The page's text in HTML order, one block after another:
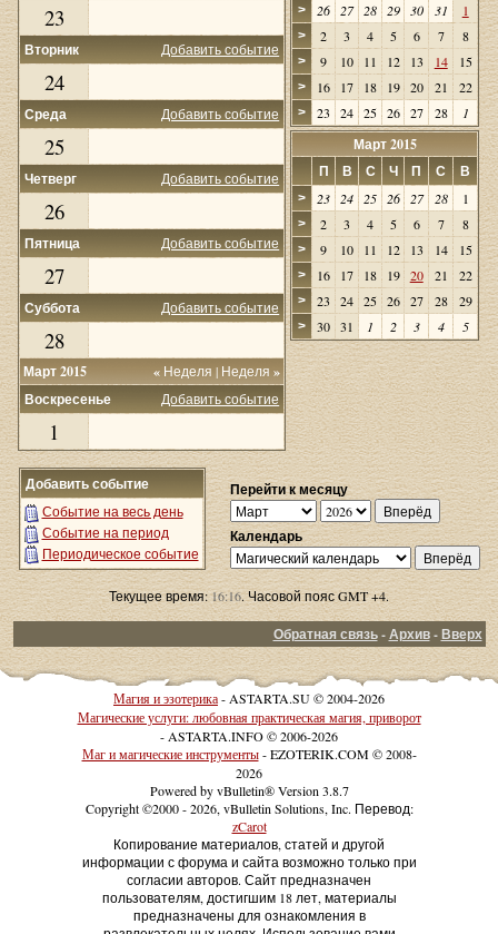
23
Добавить событие
Вторник
24
Добавить событие
Среда
25
Добавить событие
Четверг
26
Добавить событие
Пятница
27
Добавить событие
Суббота
28
« Неделя | Неделя»
Март 2015
Добавить событие
Воскресенье
1
> 26 27 28 29 30 31 1
> 2 3 4 5 6 7 8
> 9 10 11 12 13 14 15
> 16 17 18 19 20 21 22
> 23 24 25 26 27 28 1
Март 2015
П
В С Ч П С В
> 23 24 25 26 27 28 1
> 2 3 4 5 6 7 8
> 9 10 11 12 13 14 15
> 16 17 18 19 20 21 22
> 23 24 25 26 27 28 29
> 30 31 1 2 3 4 5
Добавить событие
Событие на весь день
Событие на период
Периодическое событие
Перейти к месяцу
Календарь
Текущее время:16:16. Часовой пояс GMT +4.
Обратная связь-Архив-Вверх
Магия и эзотерика- ASTARTA.SU © 2004-2026
Магические услуги: любовная практическая магия, приворот
- ASTARTA.INFO © 2006-2026
Маг и магические инструменты- EZOTERIK.COM © 2008-
2026
Powered by vBulletin® Version 3.8.7
Copyright ©2000 - 2026, vBulletin Solutions, Inc. Перевод:
zCarot
Копирование материалов, статей и другой
информации с форума и сайта возможно только при
согласии авторов. Сайт предназначен
пользователям, достигшим 18 лет, материалы
предназначены для ознакомления в